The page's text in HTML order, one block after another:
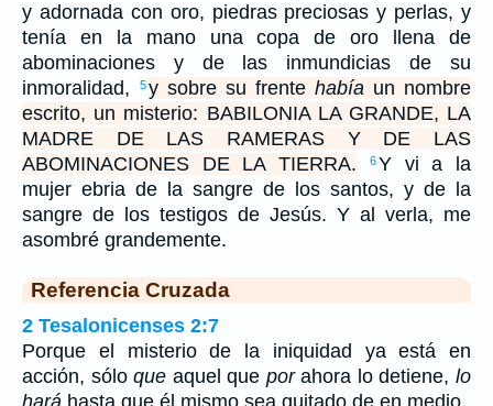
y adornada con oro, piedras preciosas y perlas, y
tenía en la mano una copa de oro llena de
abominaciones y de las inmundicias de su
inmoralidad,
5y sobre su frente había un nombre
escrito, un misterio: BABILONIA LA GRANDE, LA
MADRE DE LAS RAMERAS Y DE LAS
ABOMINACIONES DE LA TIERRA.
6Y vi a la
mujer ebria de la sangre de los santos, y de la
sangre de los testigos de Jesús. Y al verla, me
asombré grandemente.
Referencia Cruzada
2 Tesalonicenses 2:7
Porque el misterio de la iniquidad ya está en
acción, sóloque aquel que porahora lo detiene,lo